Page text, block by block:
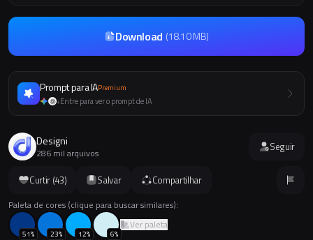
Curtir (43) Salvar Compartilhar
Paleta de cores (clique para buscar similares):
51% 23% 12% 6%
Ver paleta
Download (18.10 MB)
Prompt para IAPremium
+Entre para ver o prompt de IA
Designi
286 mil arquivos Seguir